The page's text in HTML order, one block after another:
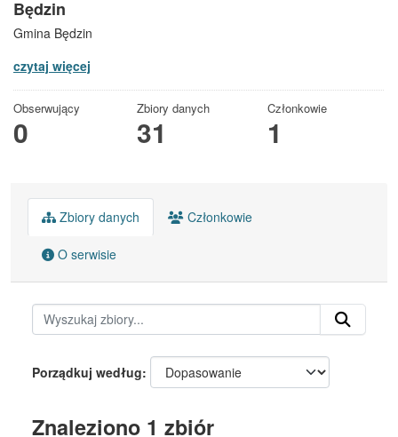
Będzin
Gmina Będzin
czytaj więcej
Obserwujący
0
Zbiory danych
31
Członkowie
1
Zbiory danych Członkowie
O serwisie
Porządkuj według
Znaleziono 1 zbiór